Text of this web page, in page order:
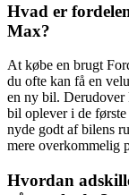
Hvad er
Max?
At købe en brugt
du ofte kan få en
en ny bil. Derudover
bil oplever i de
nyde godt af bilens
mere overkommelig
Hvordan